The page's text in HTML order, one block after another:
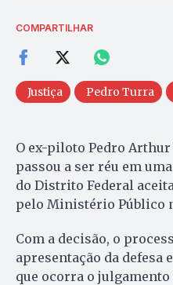
COMPARTILHAR
Justiça Pedro Turra
O ex-piloto Pedro Arthur
passou a ser réu em
do Distrito Federal
pelo Ministério Público
Com a decisão, o
apresentação da defesa
que ocorra o julgamento